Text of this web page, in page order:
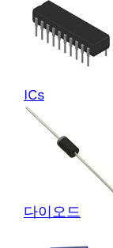
ICs
다이오드